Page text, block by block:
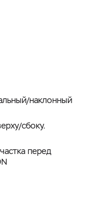
наклонный
сбоку.
перед